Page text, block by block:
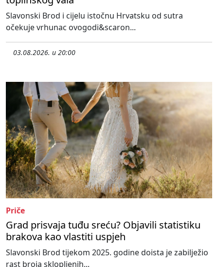
Slavonski Brod i cijelu istočnu Hrvatsku od sutra
očekuje vrhunac ovogodi&scaron...
03.08.2026. u 20:00
Priče
Grad prisvaja tuđu sreću? Objavili statistiku
brakova kao vlastiti uspjeh
Slavonski Brod tijekom 2025. godine doista je zabilježio
rast broja sklopljenih...